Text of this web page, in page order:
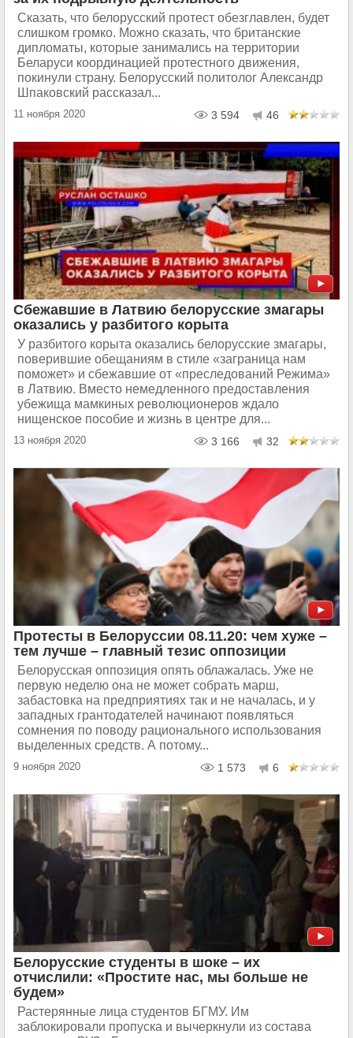
Сказать, что белорусский протест обезглавлен, будет
слишком громко. Можно сказать, что британские
дипломаты, которые занимались на территории
Беларуси координацией протестного движения,
покинули страну. Белорусский политолог Александр
Шпаковский рассказал...
11 ноября 2020 3 594 46
Сбежавшие в Латвию белорусские змагары
оказались у разбитого корыта
У разбитого корыта оказались белорусские змагары,
поверившие обещаниям в стиле «заграница нам
поможет» и сбежавшие от «преследований Режима»
в Латвию. Вместо немедленного предоставления
убежища мамкиных революционеров ждало
нищенское пособие и жизнь в центре для...
13 ноября 2020 3 166 32
Протесты в Белоруссии 08.11.20: чем хуже –
тем лучше – главный тезис оппозиции
Белорусская оппозиция опять облажалась. Уже не
первую неделю она не может собрать марш,
забастовка на предприятиях так и не началась, и у
западных грантодателей начинают появляться
сомнения по поводу рационального использования
выделенных средств. А потому...
9 ноября 2020 1 573 6
Белорусские студенты в шоке – их
отчислили: «Простите нас, мы больше не
будем»
Растерянные лица студентов БГМУ. Им
заблокировали пропуска и вычеркнули из состава